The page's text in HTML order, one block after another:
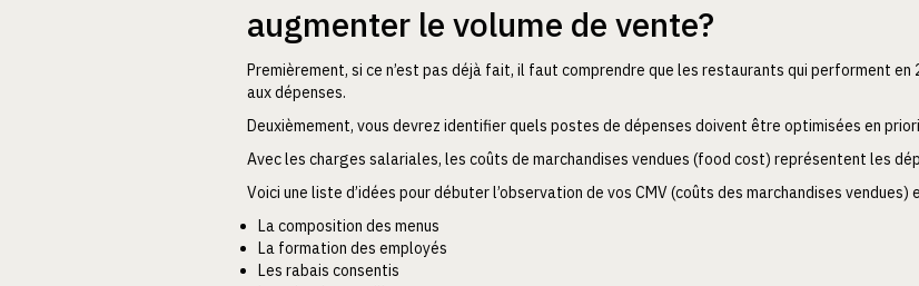
augmenter le volume de vente?
Premièrement, si ce n’est pas déjà fait, il faut comprendre que les restaurants qui performent
aux dépenses.
Deuxièmement, vous devrez identifier quels postes de dépenses doivent être optimisées en
Avec les charges salariales, les coûts de marchandises vendues (food cost) représentent les
Voici une liste d’idées pour débuter l’observation de vos CMV (coûts des marchandises
La composition des menus
La formation des employés
Les rabais consentis